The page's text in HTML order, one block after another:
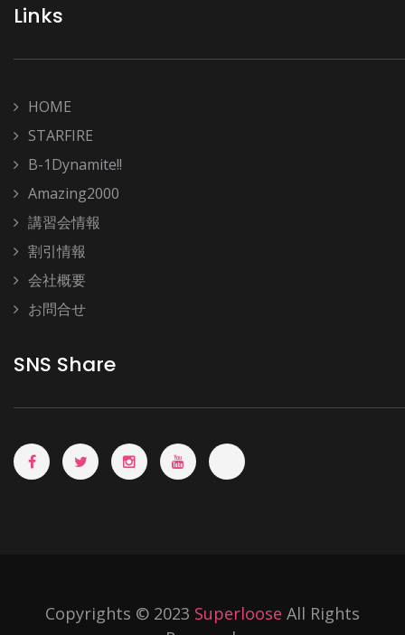
Links
HOME
STARFIRE
B-1Dynamite!!
Amazing2000
講習会情報
割引情報
会社概要
お問合せ
SNS Share
Copyrights © 2023 Superloose All Rights